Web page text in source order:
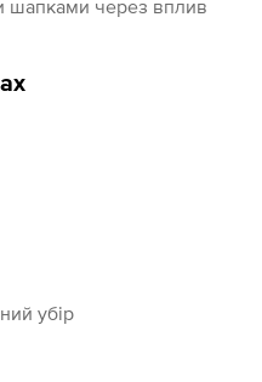
шапками через вплив
убір